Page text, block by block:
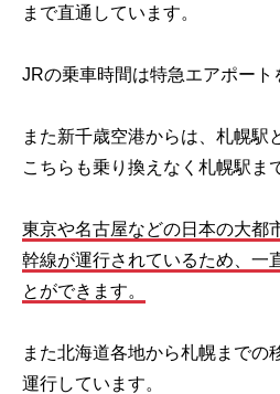
まで直通しています。
JRの乗車時間は特急エアポート
また新千歳空港からは、札幌駅
こちらも乗り換えなく札幌駅ま
東京や名古屋などの日本の大都
幹線が運行されているため、一
とができます。
また北海道各地から札幌までの
運行しています。